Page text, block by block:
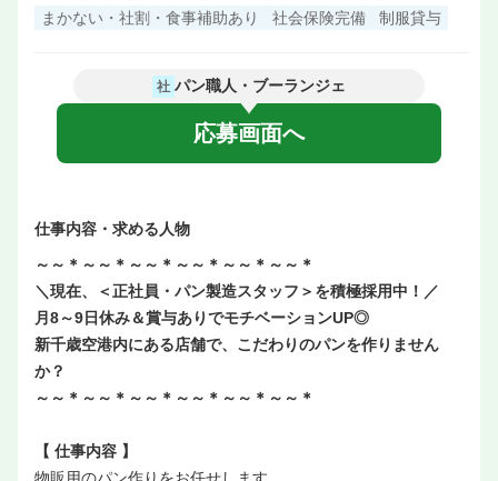
まかない・社割・食事補助あり
社会保険完備 制服貸与
社 パン職人・ブーランジェ
応募画面へ
仕事内容・求める人物
～～＊～～＊～～＊～～＊～～＊～～＊
＼現在、＜正社員・パン製造スタッフ＞を積極採用中！／
月8～9日休み＆賞与ありでモチベーションUP◎
新千歳空港内にある店舗で、こだわりのパンを作りません
か？
～～＊～～＊～～＊～～＊～～＊～～＊
【 仕事内容 】